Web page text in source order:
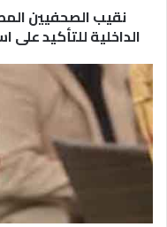
نقيب الصحفيين
الداخلية للتأكيد